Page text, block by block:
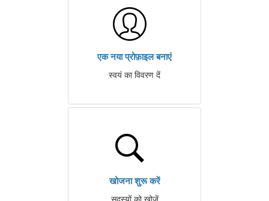
एक नया प्रोफ़ाइल बनाएं
स्वयं का विवरण दें
खोजना शुरू करें